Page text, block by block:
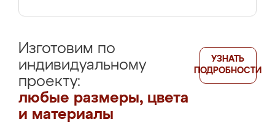
Изготовим по
индивидуальному
проекту:
любые размеры, цвета
и материалы
УЗНАТЬ
ПОДРОБНОСТИ